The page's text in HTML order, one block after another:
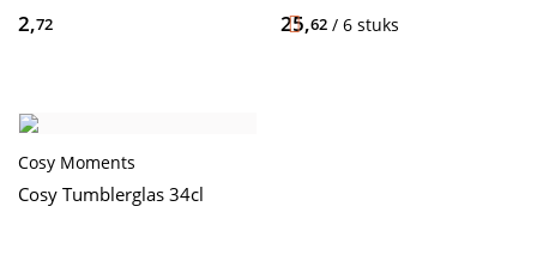
2,72 25,62 / 6 stuks
Cosy Moments
Cosy Tumblerglas 34cl